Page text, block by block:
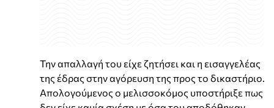
Την απαλλαγή του είχε ζητήσει και η εισαγγελέας
της έδρας στην αγόρευση της προς το δικαστήριο.
Απολογούμενος ο μελισσοκόμος υποστήριξε πως